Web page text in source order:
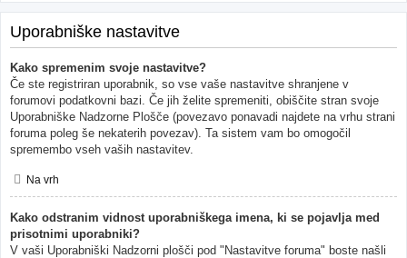
Uporabniške nastavitve
Kako spremenim svoje nastavitve?
Če ste registriran uporabnik, so vse vaše nastavitve shranjene v
forumovi podatkovni bazi. Če jih želite spremeniti, obiščite stran svoje
Uporabniške Nadzorne Plošče (povezavo ponavadi najdete na vrhu strani
foruma poleg še nekaterih povezav). Ta sistem vam bo omogočil
spremembo vseh vaših nastavitev.
Na vrh
Kako odstranim vidnost uporabniškega imena, ki se pojavlja med
prisotnimi uporabniki?
V vaši Uporabniški Nadzorni plošči pod "Nastavitve foruma" boste našli